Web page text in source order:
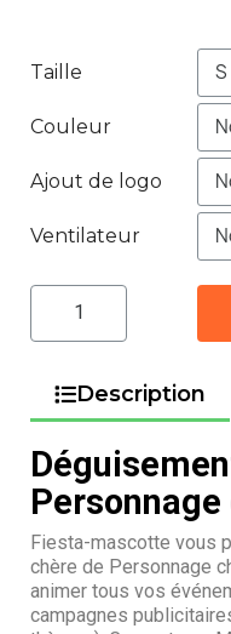
Taille
Couleur
Ajout de logo
Ventilateur
Description
Fiesta-mascotte vous
chère de Personnage
animer tous vos
campagnes